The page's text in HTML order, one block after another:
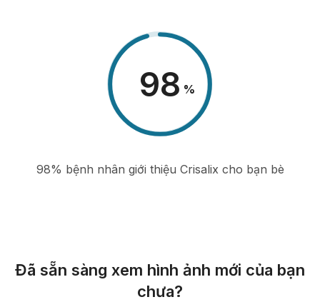
98 %
98% bệnh nhân giới thiệu Crisalix cho bạn bè
Đã sẵn sàng xem hình ảnh mới của bạn
chưa?